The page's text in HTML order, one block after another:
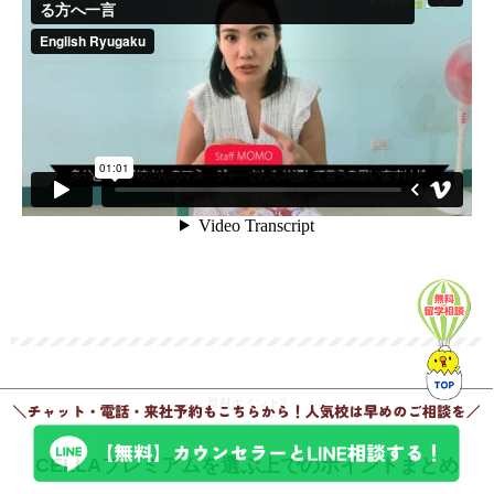
取材ポイント3
CELLAプレミアムを選ぶ上でのポイントまとめ